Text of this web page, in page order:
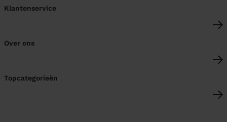
Klantenservice
Over ons
Topcategorieën